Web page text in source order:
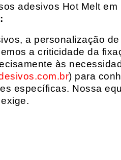
adesivos Hot Melt em
a personalização
a criticidade da
às
) para
específicas. Nossa